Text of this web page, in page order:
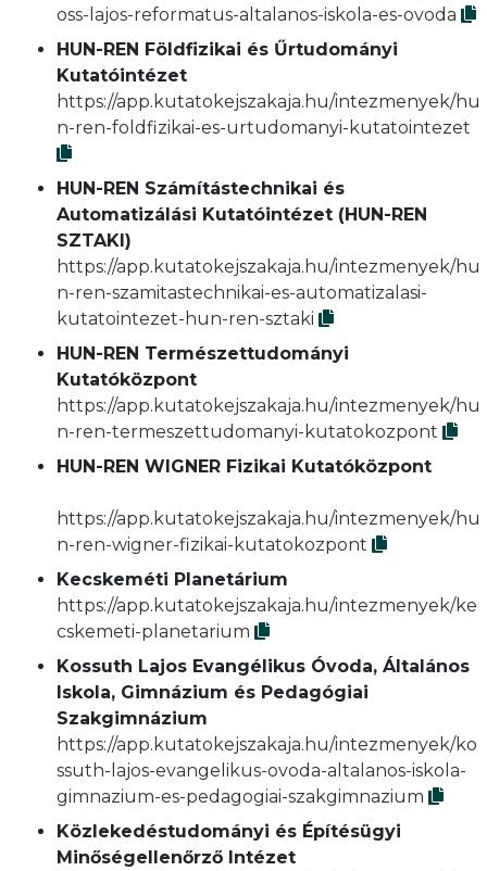
oss-lajos-reformatus-altalanos-iskola-es-ovoda
HUN-REN Földfizikai és Űrtudományi
Kutatóintézet
https://app.kutatokejszakaja.hu/intezmenyek/hu
n-ren-foldfizikai-es-urtudomanyi-kutatointezet
HUN-REN Számítástechnikai és
Automatizálási Kutatóintézet (HUN-REN
SZTAKI)
https://app.kutatokejszakaja.hu/intezmenyek/hu
n-ren-szamitastechnikai-es-automatizalasi-
kutatointezet-hun-ren-sztaki
HUN-REN Természettudományi
Kutatóközpont
https://app.kutatokejszakaja.hu/intezmenyek/hu
n-ren-termeszettudomanyi-kutatokozpont
HUN-REN WIGNER Fizikai Kutatóközpont
https://app.kutatokejszakaja.hu/intezmenyek/hu
n-ren-wigner-fizikai-kutatokozpont
Kecskeméti Planetárium
https://app.kutatokejszakaja.hu/intezmenyek/ke
cskemeti-planetarium
Kossuth Lajos Evangélikus Óvoda, Általános
Iskola, Gimnázium és Pedagógiai
Szakgimnázium
https://app.kutatokejszakaja.hu/intezmenyek/ko
ssuth-lajos-evangelikus-ovoda-altalanos-iskola-
gimnazium-es-pedagogiai-szakgimnazium
Közlekedéstudományi és Építésügyi
Minőségellenőrző Intézet